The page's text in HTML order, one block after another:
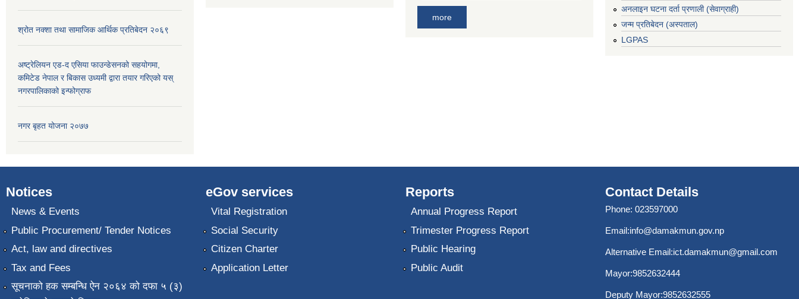
श्रोत नक्शा तथा सामाजिक आर्थिक प्रतिबेदन २०६९
अष्ट्रेलियन एड-द एसिया फाउन्डेसनको सहयोगमा,
कमिटेड नेपाल र बिकास उध्यमी द्वारा तयार गरिएको यस्
नगरपालिकाको इन्फोग्राफ
नगर बृहत योजना २०७७
more
अनलाइन घटना दर्ता प्रणाली (सेवाग्राही)
जन्म प्रतिबेदन (अस्पताल)
LGPAS
Notices
News & Events
Public Procurement/ Tender Notices
Act, law and directives
Tax and Fees
सूचनाको हक सम्बन्धि ऐन २०६४ को दफा ५ (३)
eGov services
Vital Registration
Social Security
Citizen Charter
Application Letter
Reports
Annual Progress Report
Trimester Progress Report
Public Hearing
Public Audit
Contact Details
Phone: 023597000
Email:info@damakmun.gov.np
Alternative Email:ict.damakmun@gmail.com
Mayor:9852632444
Deputy Mayor:9852632555